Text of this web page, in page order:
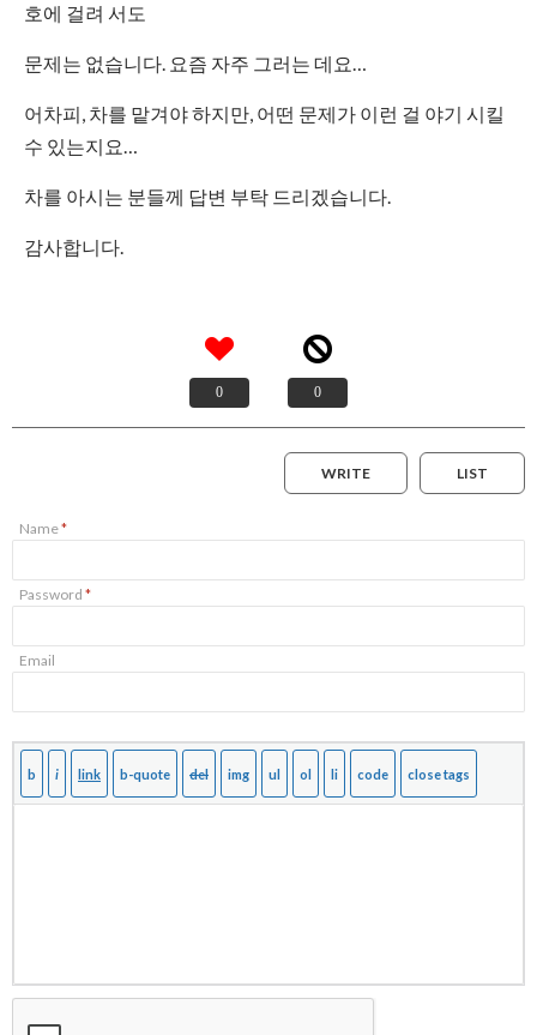
호에 걸려 서도
문제는 없습니다. 요즘 자주 그러는 데요…
어차피, 차를 맡겨야 하지만, 어떤 문제가 이런 걸 야기 시킬
수 있는지요…
차를 아시는 분들께 답변 부탁 드리겠습니다.
감사합니다.
0 0
LIST
WRITE
Name*
Password *
Email